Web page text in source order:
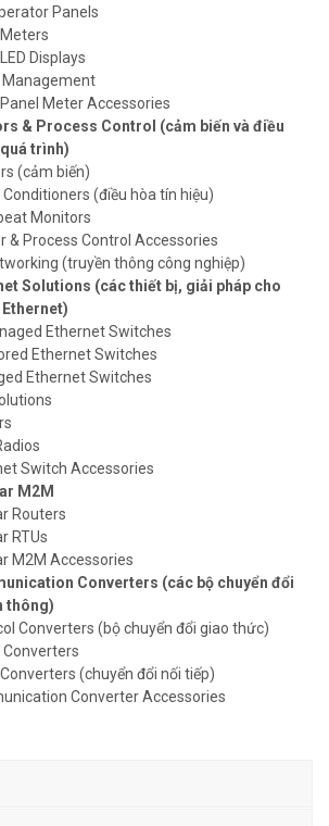
Panels
LED Displays
Management
Panel Meter Accessories
& Process Control (cảm biến và điều
trình)
(cảm biến)
Conditioners (điều hòa tín hiệu)
Monitors
& Process Control Accessories
(truyền thông công nghiệp)
Solutions (các thiết bị, giải pháp cho
Ethernet Switches
Ethernet Switches
Ethernet Switches
Switch Accessories
M2M
Routers
RTUs
M2M Accessories
Converters (các bộ chuyển đổi
thông)
Converters (bộ chuyển đổi giao thức)
Converters
(chuyển đổi nối tiếp)
Converter Accessories